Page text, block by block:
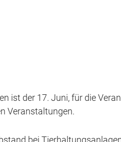
ist der 17. Juni, für die
Veranstaltungen.
bei